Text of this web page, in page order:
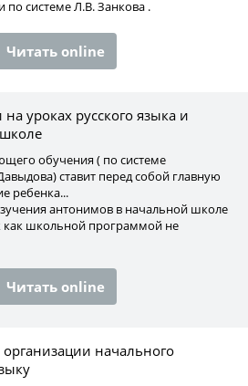
по системе Л.В. Занкова .
Читать online
уроках русского языка и
обучения ( по системе
ставит перед собой главную
ребенка...
антонимов в начальной школе
как школьной программой не
Читать online
начального